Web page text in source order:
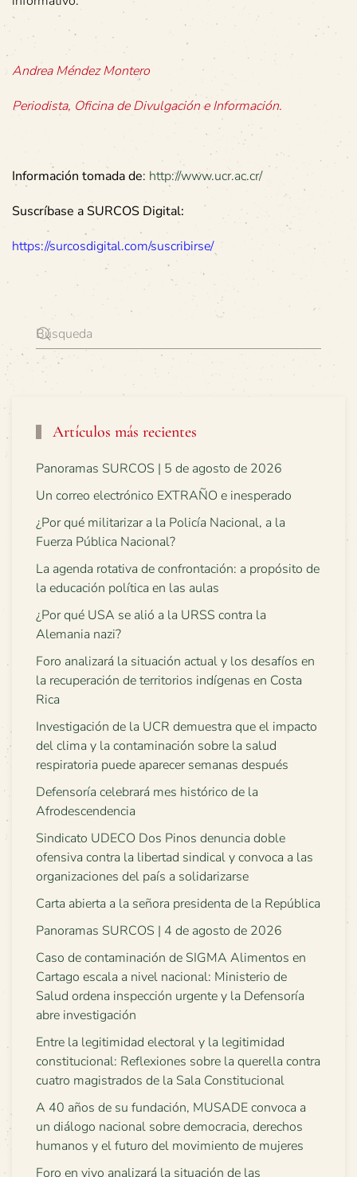
Andrea Méndez Montero
Periodista, Oficina de Divulgación e Información.
Información tomada de: http://www.ucr.ac.cr/
Suscríbase a SURCOS Digital:
https://surcosdigital.com/suscribirse/
Artículos más recientes
Panoramas SURCOS | 5 de agosto de 2026
Un correo electrónico EXTRAÑO e inesperado
¿Por qué militarizar a la Policía Nacional, a la
Fuerza Pública Nacional?
La agenda rotativa de confrontación: a propósito de
la educación política en las aulas
¿Por qué USA se alió a la URSS contra la
Alemania nazi?
Foro analizará la situación actual y los desafíos en
la recuperación de territorios indígenas en Costa
Rica
Investigación de la UCR demuestra que el impacto
del clima y la contaminación sobre la salud
respiratoria puede aparecer semanas después
Defensoría celebrará mes histórico de la
Afrodescendencia
Sindicato UDECO Dos Pinos denuncia doble
ofensiva contra la libertad sindical y convoca a las
organizaciones del país a solidarizarse
Carta abierta a la señora presidenta de la República
Panoramas SURCOS | 4 de agosto de 2026
Caso de contaminación de SIGMA Alimentos en
Cartago escala a nivel nacional: Ministerio de
Salud ordena inspección urgente y la Defensoría
abre investigación
Entre la legitimidad electoral y la legitimidad
constitucional: Reflexiones sobre la querella contra
cuatro magistrados de la Sala Constitucional
A 40 años de su fundación, MUSADE convoca a
un diálogo nacional sobre democracia, derechos
humanos y el futuro del movimiento de mujeres
Foro en vivo analizará la situación de las